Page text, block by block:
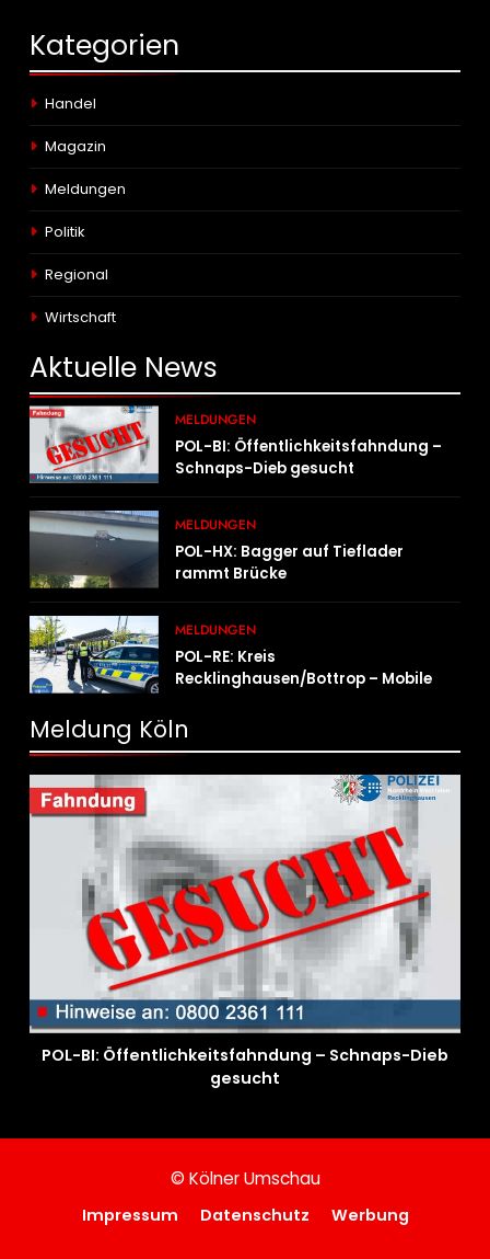
Kategorien
Handel
Magazin
Meldungen
Politik
Regional
Wirtschaft
Aktuelle News
MELDUNGEN
POL-BI: Öffentlichkeitsfahndung –
Schnaps-Dieb gesucht
MELDUNGEN
POL-HX: Bagger auf Tieflader
rammt Brücke
MELDUNGEN
POL-RE: Kreis
Recklinghausen/Bottrop – Mobile
„PräsenzPlus“
Meldung Köln
POL-BI: Öffentlichkeitsfahndung – Schnaps-Dieb
gesucht
© Kölner Umschau
Impressum Datenschutz Werbung